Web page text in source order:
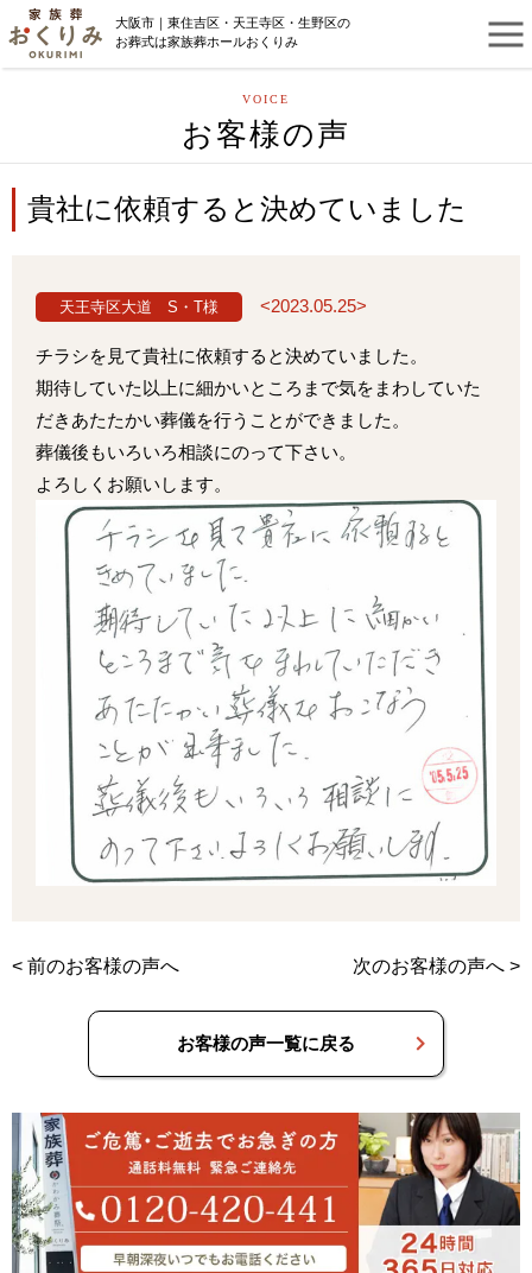
大阪市｜東住吉区・天王寺区・生野区の
お葬式は家族葬ホールおくりみ
VOICE
お客様の声
貴社に依頼すると決めていました
天王寺区大道 S・T様 <2023.05.25>
チラシを見て貴社に依頼すると決めていました。
期待していた以上に細かいところまで気をまわしていた
だきあたたかい葬儀を行うことができました。
葬儀後もいろいろ相談にのって下さい。
よろしくお願いします。
< 前のお客様の声へ 次のお客様の声へ >
お客様の声一覧に戻る